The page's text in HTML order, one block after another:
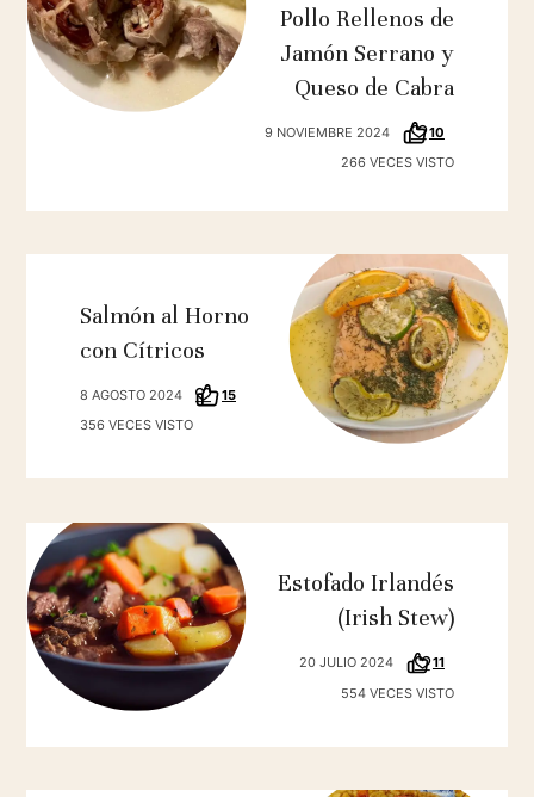
Pollo Rellenos de
Jamón Serrano y
Queso de Cabra
9 NOVIEMBRE 2024
10
266 VECES VISTO
Salmón al Horno
con Cítricos
8 AGOSTO 2024
15
356 VECES VISTO
Estofado Irlandés
(Irish Stew)
20 JULIO 2024
11
554 VECES VISTO